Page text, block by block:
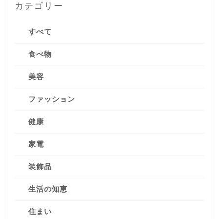
カテゴリー
すべて
食べ物
美容
ファッション
健康
家電
装飾品
生活の知恵
住まい